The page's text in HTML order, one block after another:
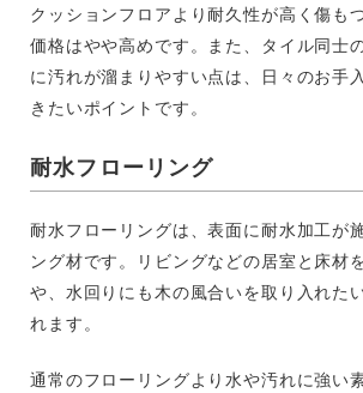
クッションフロアより耐久性が高く傷も
価格はやや高めです。また、タイル同士
に汚れが溜まりやすい点は、日々のお手
きたいポイントです。
耐水フローリング
耐水フローリングは、表面に耐水加工が
ング材です。リビングなどの居室と床材
や、水回りにも木の風合いを取り入れた
れます。
通常のフローリングより水や汚れに強い